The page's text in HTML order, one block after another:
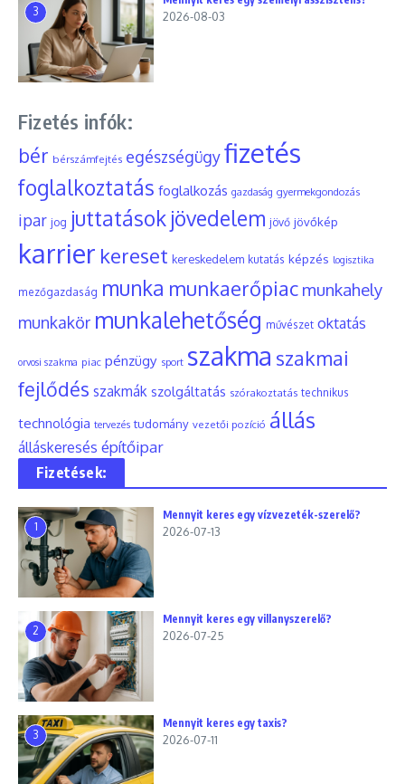
3 2026-08-03
Fizetés infók:
bér bérszámfejtés egészségügyfizetés
foglalkoztatás foglalkozás gazdaság gyermekgondozás
ipar jog juttatások jövedelem jövő jövőkép
karrier kereset kereskedelem kutatás képzés logisztika
mezőgazdaság munka munkaerőpiac munkahely
munkakör munkalehetőség művészet oktatás
orvosi szakma piac pénzügy sport szakma szakmai
fejlődés szakmák szolgáltatás szórakoztatás technikus
technológia tervezés tudomány vezetői pozíció állás
álláskeresés építőipar
Fizetések:
1
Mennyit keres egy vízvezeték-szerelő?
2026-07-13
2
Mennyit keres egy villanyszerelő?
2026-07-25
3
Mennyit keres egy taxis?
2026-07-11